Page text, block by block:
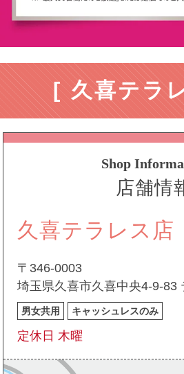
[ 久喜テラ
Shop
店舗情
久喜テラレス店
〒346-0003
埼玉県久喜市久喜中央4-9-83
男女共用 キャッシュレスのみ
定休日 木曜